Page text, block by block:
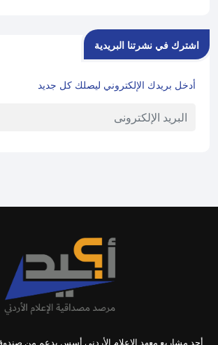
اشترك في نشرتنا البريدية
أدخل بريدك الإلكتروني ليصلك كل جديد
أحد مشاريع معهد الإعلام الأردني أسس بدعم من صندوق